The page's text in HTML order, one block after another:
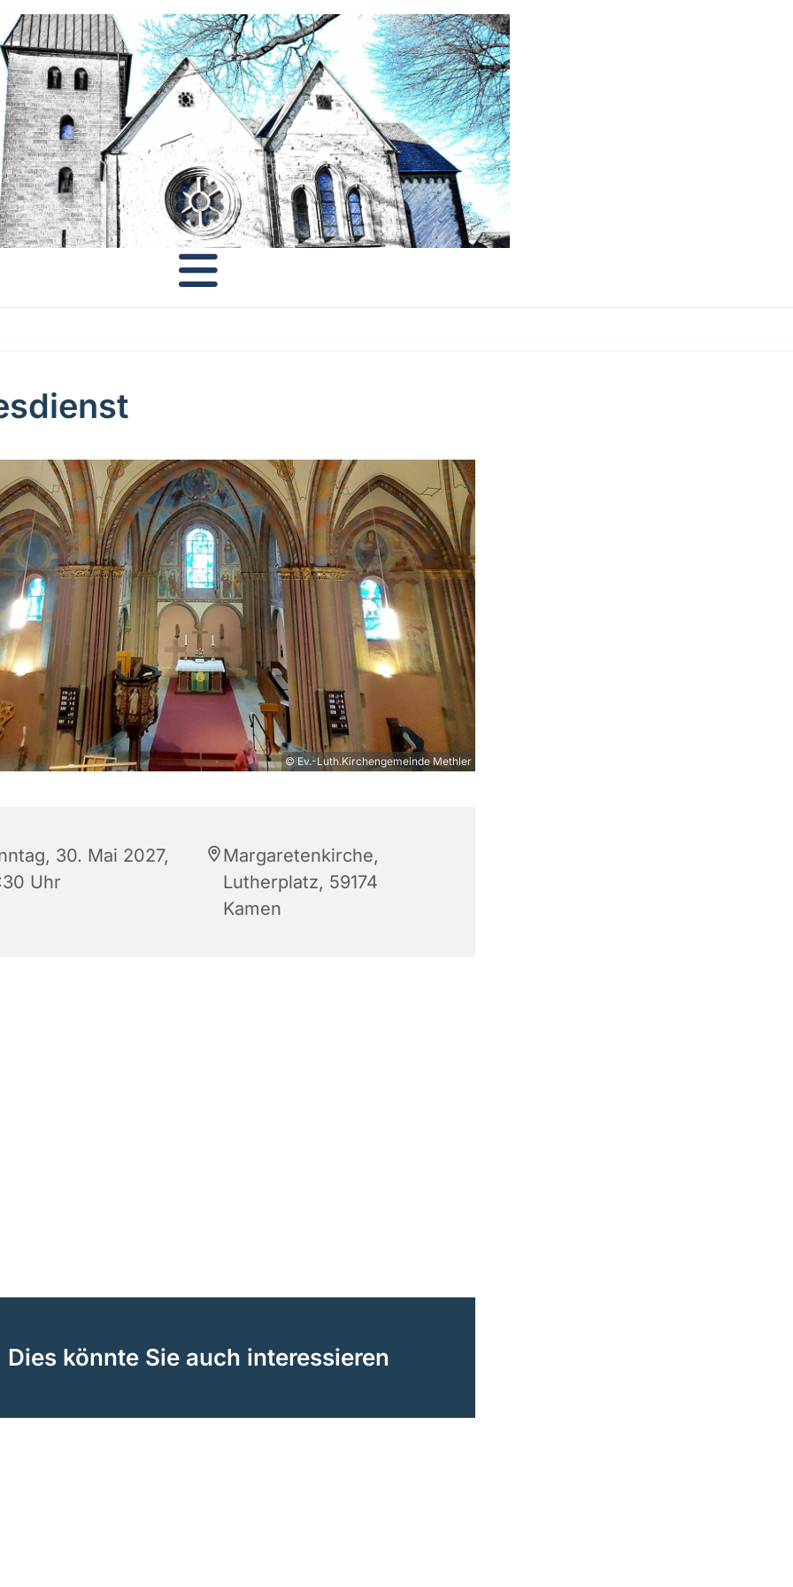
© Ev.-Luth.Kirchengemeinde Methler
30. Mai 2027,
Uhr
Margaretenkirche,
Lutherplatz, 59174
Kamen
Dies könnte Sie auch interessieren